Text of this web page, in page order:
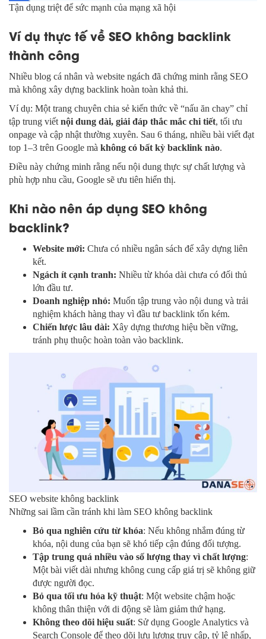
Tận dụng triệt để sức mạnh của mạng xã hội
Ví dụ thực tế về SEO không backlink
thành công
Nhiều blog cá nhân và website ngách đã chứng minh rằng SEO
mà không xây dựng backlink hoàn toàn khả thi.
Ví dụ: Một trang chuyên chia sẻ kiến thức về “nấu ăn chay” chỉ
tập trung viết nội dung dài, giải đáp thắc mắc chi tiết, tối ưu
onpage và cập nhật thường xuyên. Sau 6 tháng, nhiều bài viết đạt
top 1–3 trên Google mà không có bất kỳ backlink nào.
Điều này chứng minh rằng nếu nội dung thực sự chất lượng và
phù hợp nhu cầu, Google sẽ ưu tiên hiển thị.
Khi nào nên áp dụng SEO không
backlink?
Website mới: Chưa có nhiều ngân sách để xây dựng liên
kết.
Ngách ít cạnh tranh: Nhiều từ khóa dài chưa có đối thủ
lớn đầu tư.
Doanh nghiệp nhỏ: Muốn tập trung vào nội dung và trải
nghiệm khách hàng thay vì đầu tư backlink tốn kém.
Chiến lược lâu dài: Xây dựng thương hiệu bền vững,
tránh phụ thuộc hoàn toàn vào backlink.
SEO website không backlink
Những sai lầm cần tránh khi làm SEO không backlink
Bỏ qua nghiên cứu từ khóa: Nếu không nhắm đúng từ
khóa, nội dung của bạn sẽ khó tiếp cận đúng đối tượng.
Tập trung quá nhiều vào số lượng thay vì chất lượng:
Một bài viết dài nhưng không cung cấp giá trị sẽ không giữ
được người đọc.
Bỏ qua tối ưu hóa kỹ thuật: Một website chậm hoặc
không thân thiện với di động sẽ làm giảm thứ hạng.
Không theo dõi hiệu suất: Sử dụng Google Analytics và
Search Console để theo dõi lưu lượng truy cập, tỷ lệ nhấp,